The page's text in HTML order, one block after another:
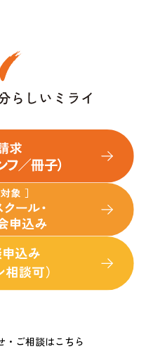
・ご相談はこちら